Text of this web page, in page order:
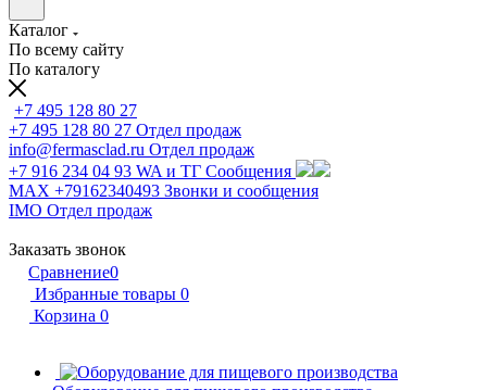
Каталог
По всему сайту
По каталогу
+7 495 128 80 27
+7 495 128 80 27 Отдел продаж
info@fermasclad.ru Отдел продаж
+7 916 234 04 93 WA и ТГ Сообщения
MAX +79162340493 Звонки и сообщения
IMO Отдел продаж
Заказать звонок
Сравнение0
Избранные товары 0
Корзина 0